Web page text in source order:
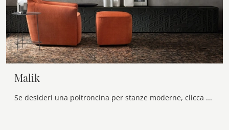
Malik
Se desideri una poltroncina per stanze moderne, clicca e leggi di più sul modello Malik in tessuto del marchio Samoa.